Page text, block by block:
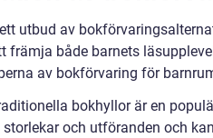
utbud av
främja både barnets
av bokförvaring för
bokhyllor är en
och utföranden och